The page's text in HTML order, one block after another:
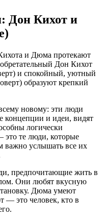
Дон Кихот и
и Дюма протекают
Дон Кихот
и спокойный, уютный
образуют крепкий
новому: эти люди
концепции и идеи, видят
логически
это те люди, которые
важно услышать все их
предпочитающие жить в
Они любят вкусную
Дюма умеют
— это человек, кто в